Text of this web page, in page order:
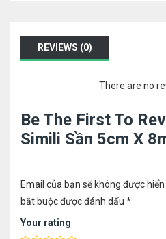
REVIEWS (0)
There are no
Be The First To
Simili Sần 5cm X
Email của bạn sẽ không được hiển
bắt buộc được đánh dấu *
Your rating